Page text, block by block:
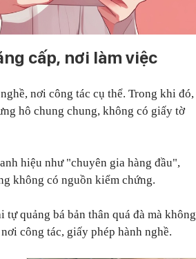
cấp, nơi làm việc
nơi công tác cụ thể. Trong khi đó,
hô chung chung, không có giấy tờ
hiệu như "chuyên gia hàng đầu",
không có nguồn kiểm chứng.
quảng bá bản thân quá đà mà không
công tác, giấy phép hành nghề.